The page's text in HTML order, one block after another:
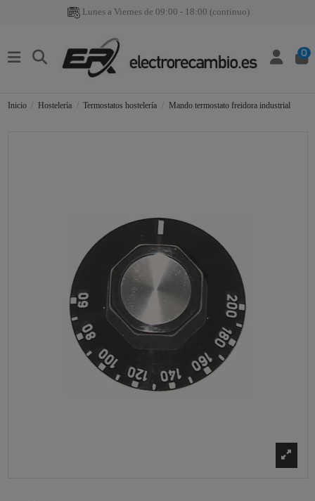
Lunes a Viernes de 09:00 - 18:00 (continuo)
0
Inicio Hostelería Termostatos hostelería Mando termostato freidora industrial